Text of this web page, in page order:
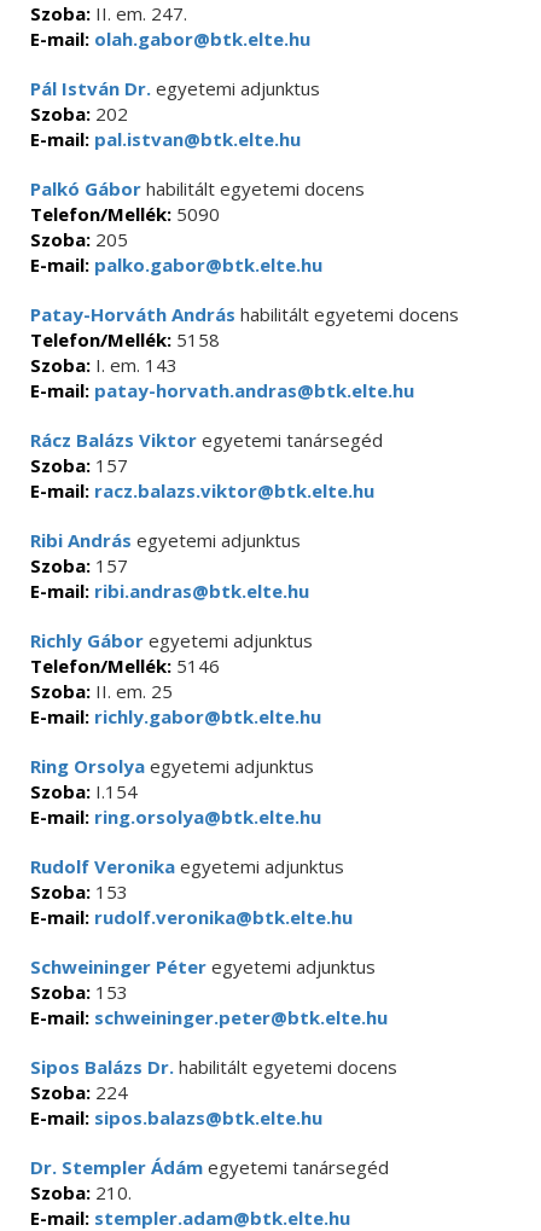
Szoba: II. em. 247.
E-mail: olah.gabor@btk.elte.hu
Pál István Dr. egyetemi adjunktus
Szoba: 202
E-mail: pal.istvan@btk.elte.hu
Palkó Gábor habilitált egyetemi docens
Telefon/Mellék: 5090
Szoba: 205
E-mail: palko.gabor@btk.elte.hu
Patay-Horváth András habilitált egyetemi docens
Telefon/Mellék: 5158
Szoba: I. em. 143
E-mail: patay-horvath.andras@btk.elte.hu
Rácz Balázs Viktor egyetemi tanársegéd
Szoba: 157
E-mail: racz.balazs.viktor@btk.elte.hu
Ribi András egyetemi adjunktus
Szoba: 157
E-mail: ribi.andras@btk.elte.hu
Richly Gábor egyetemi adjunktus
Telefon/Mellék: 5146
Szoba: II. em. 25
E-mail: richly.gabor@btk.elte.hu
Ring Orsolya egyetemi adjunktus
Szoba: I.154
E-mail: ring.orsolya@btk.elte.hu
Rudolf Veronika egyetemi adjunktus
Szoba: 153
E-mail: rudolf.veronika@btk.elte.hu
Schweininger Péter egyetemi adjunktus
Szoba: 153
E-mail: schweininger.peter@btk.elte.hu
Sipos Balázs Dr. habilitált egyetemi docens
Szoba: 224
E-mail: sipos.balazs@btk.elte.hu
Dr. Stempler Ádám egyetemi tanársegéd
Szoba: 210.
E-mail: stempler.adam@btk.elte.hu